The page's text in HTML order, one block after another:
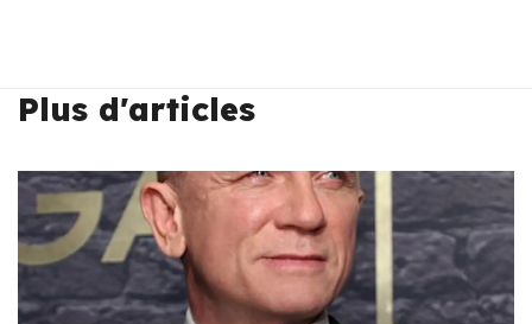
Plus d'articles